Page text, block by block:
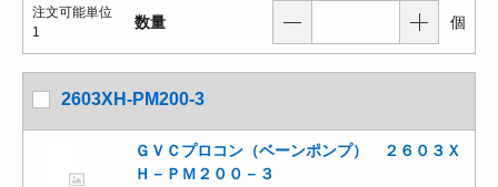
注文可能単位
1
数量 個
2603XH-PM200-3
ＧＶＣプロコン（ベーンポンプ） ２６０３Ｘ
Ｈ－ＰＭ２００－３